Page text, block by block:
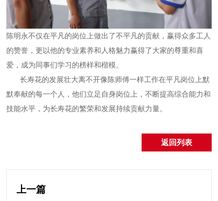
陈明永不仅在平凡的岗位上做出了不平凡的贡献，赢得众多工人
的赞誉，更以他的专业素养和人格魅力赢得了大家的尊重和喜
爱，成为同事们学习的榜样和楷模。
长寿花的发展壮大离不开像陈师傅一样工作在平凡岗位上默
默奉献的每一个人，他们立足自身岗位上，不断提高综合能力和
技能水平，为长寿花的繁荣和发展持续贡献力量。
返回列表
上一篇